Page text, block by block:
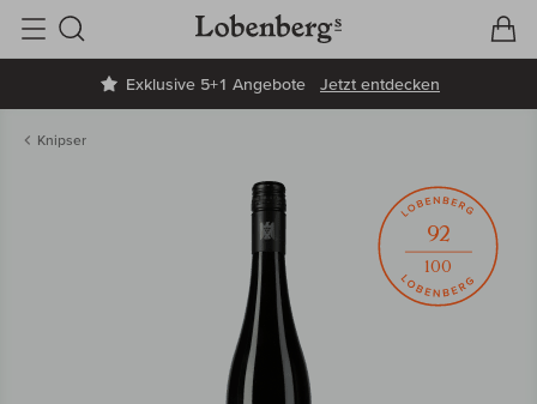
Exklusive 5+1 Angebote Jetzt entdecken
Suche
Knipser
92
100